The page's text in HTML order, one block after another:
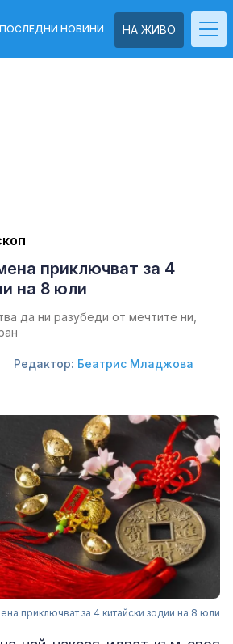
НА ЖИВО
ПОСЛЕДНИ НОВИНИ
приключват за 4
на 8 юли
да ни разубеди от мечтите ни,
Редактор: Беатрис Младжова
приключват за 4 китайски зодии на 8 юли